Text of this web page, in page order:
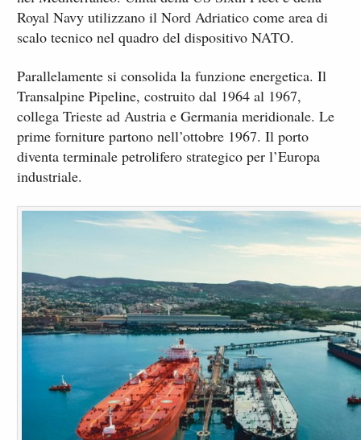
Royal Navy utilizzano il Nord Adriatico come area di
scalo tecnico nel quadro del dispositivo NATO.
Parallelamente si consolida la funzione energetica. Il
Transalpine Pipeline, costruito dal 1964 al 1967,
collega Trieste ad Austria e Germania meridionale. Le
prime forniture partono nell’ottobre 1967. Il porto
diventa terminale petrolifero strategico per l’Europa
industriale.